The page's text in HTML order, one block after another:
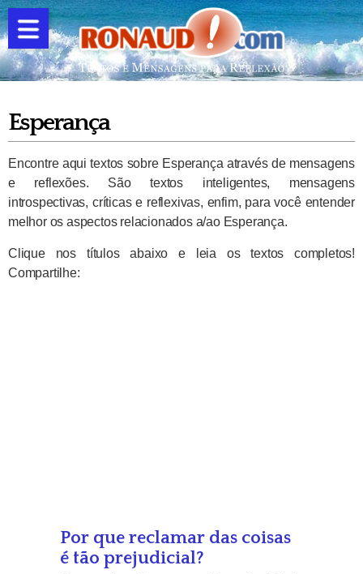
Esperança
Encontre aqui textos sobre Esperança através de mensagens
e reflexões. São textos inteligentes, mensagens
introspectivas, críticas e reflexivas, enfim, para você entender
melhor os aspectos relacionados a/ao Esperança.
Clique nos títulos abaixo e leia os textos completos!
Compartilhe:
Por que reclamar das coisas
é tão prejudicial?